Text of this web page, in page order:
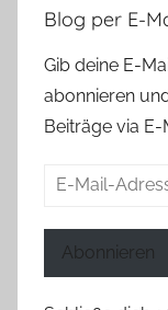
Blog per E-
Gib deine E-
abonnieren
Beiträge via E-
E-
Abonnieren